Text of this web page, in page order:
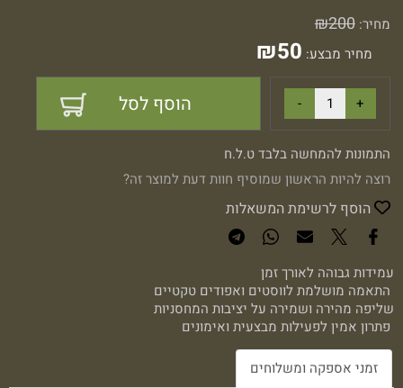
מחיר:
₪200
מחיר מבצע: ₪50
הוסף לסל
התמונות להמחשה בלבד ט.ל.ח
רוצה להיות הראשון שמוסיף חוות דעת למוצר זה?
הוסף לרשימת המשאלות
עמידות גבוהה לאורך זמן
התאמה מושלמת לווסטים ואפודים טקטיים
שליפה מהירה ושמירה על יציבות המחסניות
פתרון אמין לפעילות מבצעית ואימונים
זמני אספקה ומשלוחים